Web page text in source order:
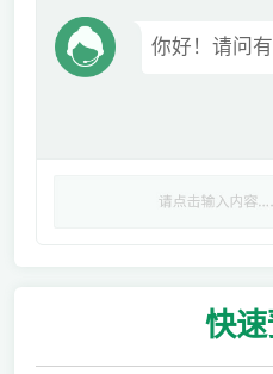
你好！请问
快速